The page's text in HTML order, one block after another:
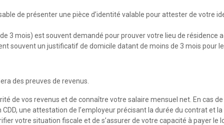
de présenter une pièce d’identité valable pour attester de votre
3 mois) est souvent demandé pour prouver votre lieu de résidence
souvent un justificatif de domicile datant de moins de 3 mois pour
des preuves de revenus.
de vos revenus et de connaître votre salaire mensuel net. En cas
une attestation de l’employeur précisant la durée du contrat et
votre situation fiscale et de s’assurer de votre capacité à payer le